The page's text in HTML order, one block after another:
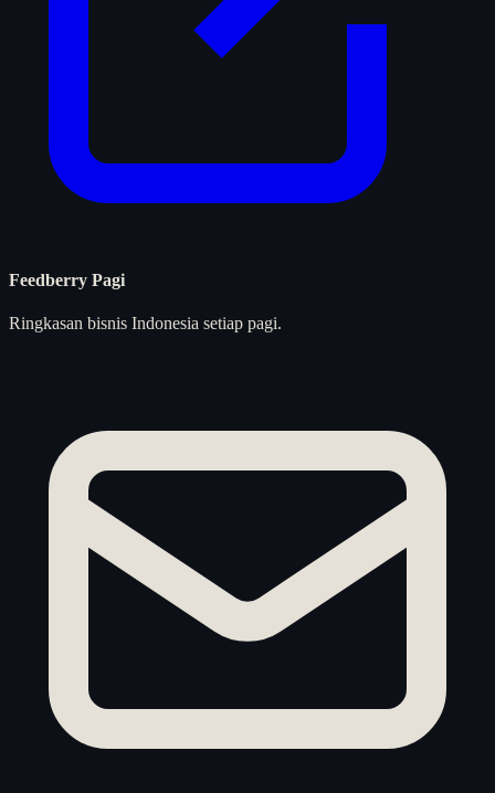
Feedberry Pagi
Ringkasan bisnis Indonesia setiap pagi.